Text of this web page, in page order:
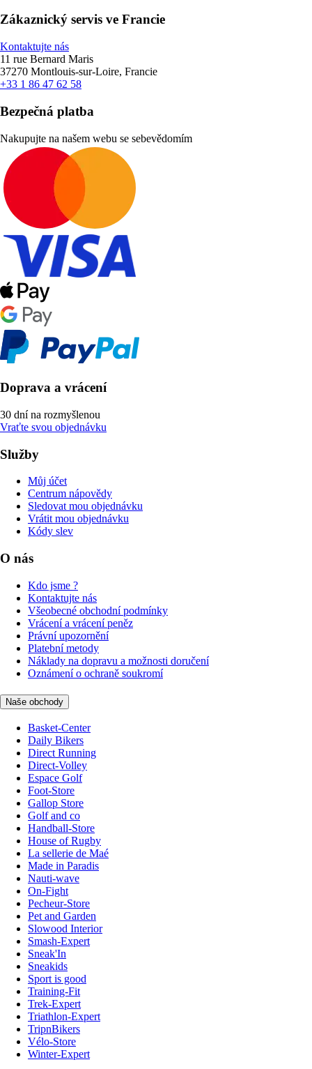
Zákaznický servis ve Francie
Kontaktujte nás
11 rue Bernard Maris
37270 Montlouis-sur-Loire, Francie
+33 1 86 47 62 58
Bezpečná platba
Nakupujte na našem webu se sebevědomím
Doprava a vrácení
30 dní na rozmyšlenou
Vraťte svou objednávku
Služby
Můj účet
Centrum nápovědy
Sledovat mou objednávku
Vrátit mou objednávku
Kódy slev
O nás
Kdo jsme ?
Kontaktujte nás
Všeobecné obchodní podmínky
Vrácení a vrácení peněz
Právní upozornění
Platební metody
Náklady na dopravu a možnosti doručení
Oznámení o ochraně soukromí
Naše obchody
Basket-Center
Daily Bikers
Direct Running
Direct-Volley
Espace Golf
Foot-Store
Gallop Store
Golf and co
Handball-Store
House of Rugby
La sellerie de Maé
Made in Paradis
Nauti-wave
On-Fight
Pecheur-Store
Pet and Garden
Slowood Interior
Smash-Expert
Sneak'In
Sneakids
Sport is good
Training-Fit
Trek-Expert
Triathlon-Expert
TripnBikers
Vélo-Store
Winter-Expert